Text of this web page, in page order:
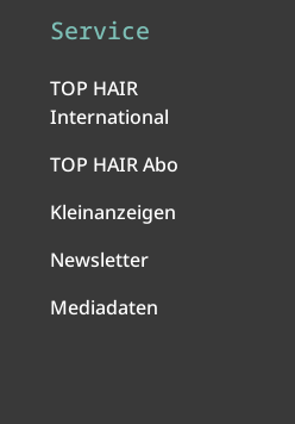
Service
TOP HAIR
International
TOP HAIR Abo
Kleinanzeigen
Newsletter
Mediadaten